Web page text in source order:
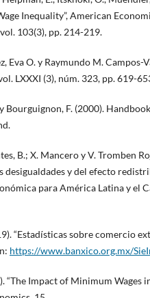
Inequality”, American
103(3), pp. 214-219.
Eva O. y Raymundo M. Campos-
LXXXI (3), núm. 323, pp. 619-
Bourguignon, F. (2000).
B.; X. Mancero y V. Tromben
desigualdades y del efecto
para América Latina y el
“Estadísticas sobre comercio
https://www.banxico.org.mx/
“The Impact of Minimum Wages